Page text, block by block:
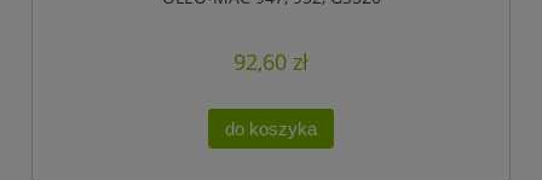
92,60 zł
do koszyka